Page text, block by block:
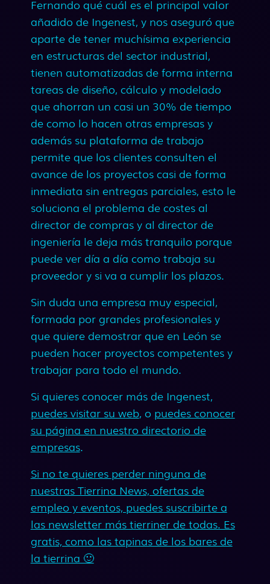
Fernando qué cuál es el principal valor
añadido de Ingenest, y nos aseguró que
aparte de tener muchísima experiencia
en estructuras del sector industrial,
tienen automatizadas de forma interna
tareas de diseño, cálculo y modelado
que ahorran un casi un 30% de tiempo
de como lo hacen otras empresas y
además su plataforma de trabajo
permite que los clientes consulten el
avance de los proyectos casi de forma
inmediata sin entregas parciales, esto le
soluciona el problema de costes al
director de compras y al director de
ingeniería le deja más tranquilo porque
puede ver día a día como trabaja su
proveedor y si va a cumplir los plazos.
Sin duda una empresa muy especial,
formada por grandes profesionales y
que quiere demostrar que en León se
pueden hacer proyectos competentes y
trabajar para todo el mundo.
Si quieres conocer más de Ingenest,
puedes visitar su web, o puedes conocer
su página en nuestro directorio de
empresas.
Si no te quieres perder ninguna de
nuestras Tierrina News, ofertas de
empleo y eventos, puedes suscribirte a
las newsletter más tierriner de todas. Es
gratis, como las tapinas de los bares de
la tierrina 🙂